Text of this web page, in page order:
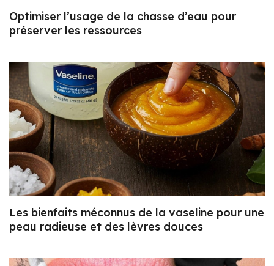
Optimiser l’usage de la chasse d’eau pour
préserver les ressources
Les bienfaits méconnus de la vaseline pour une
peau radieuse et des lèvres douces